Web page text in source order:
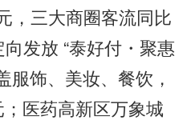
，三大商圈客流同比
发放 “泰好付・聚惠
服饰、美妆、餐饮，
医药高新区万象城